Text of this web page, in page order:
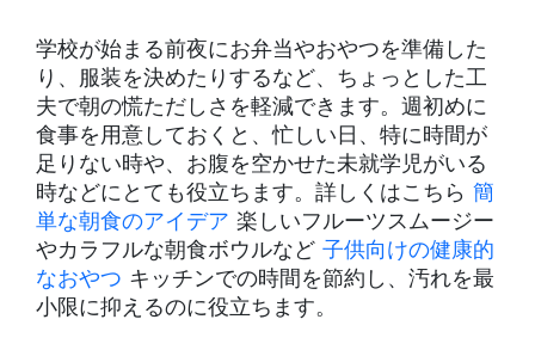
学校が始まる前夜にお弁当やおやつを準備した
り、服装を決めたりするなど、ちょっとした工
夫で朝の慌ただしさを軽減できます。週初めに
食事を用意しておくと、忙しい日、特に時間が
足りない時や、お腹を空かせた未就学児がいる
時などにとても役立ちます。詳しくはこちら 簡
単な朝食のアイデア 楽しいフルーツスムージー
やカラフルな朝食ボウルなど 子供向けの健康的
なおやつ キッチンでの時間を節約し、汚れを最
小限に抑えるのに役立ちます。